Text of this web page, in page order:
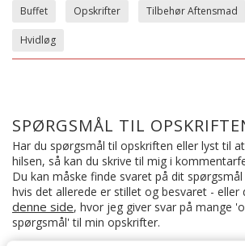
Buffet Opskrifter Tilbehør Aftensmad
Hvidløg
SPØRGSMÅL TIL
Har du spørgsmål til opskriften eller lyst til
hilsen, så kan du skrive til mig i
Du kan måske finde svaret på dit
hvis det allerede er stillet og besvaret - eller
denne side, hvor jeg giver svar på mange
spørgsmål' til min opskrifter.